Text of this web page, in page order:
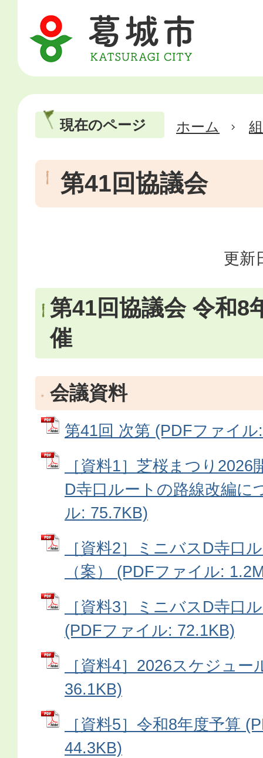
現在のページ ホーム
第41回協議会
更新
第41回協議会 令和8
催
会議資料
第41回 次第 (PDFファイル
［資料1］芝桜まつり
D寺口ルートの路線改編に
ル: 75.7KB)
［資料2］ミニバスD寺口
（案） (PDFファイル:
［資料3］ミニバスD寺口
(PDFファイル: 72.1KB)
［資料4］2026スケジュ
36.1KB)
［資料5］令和8年度予算
44.3KB)